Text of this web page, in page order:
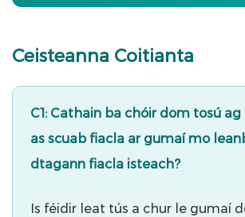
Ceisteanna Coitianta
C1: Cathain ba chóir dom tosú
as scuab fiacla ar gumaí mo
dtagann fiacla isteach?
Is féidir leat tús a chur le gumaí